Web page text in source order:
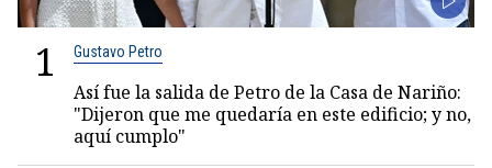
1 Gustavo Petro
Así fue la salida de Petro de la Casa de Nariño:
"Dijeron que me quedaría en este edificio; y no,
aquí cumplo"